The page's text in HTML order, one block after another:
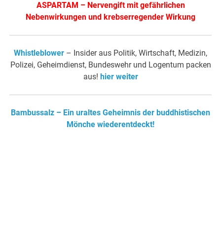
ASPARTAM – Nervengift mit gefährlichen
Nebenwirkungen und krebserregender Wirkung
Whistleblower – Insider aus Politik, Wirtschaft, Medizin,
Polizei, Geheimdienst, Bundeswehr und Logentum packen
aus! hier weiter
Bambussalz – Ein uraltes Geheimnis der buddhistischen
Mönche wiederentdeckt!